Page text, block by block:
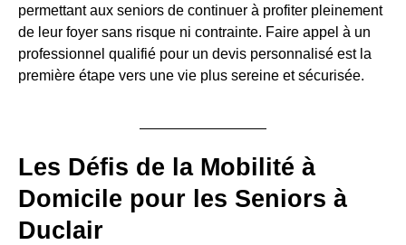
permettant aux seniors de continuer à profiter pleinement
de leur foyer sans risque ni contrainte. Faire appel à un
professionnel qualifié pour un devis personnalisé est la
première étape vers une vie plus sereine et sécurisée.
Les Défis de la Mobilité à
Domicile pour les Seniors à
Duclair